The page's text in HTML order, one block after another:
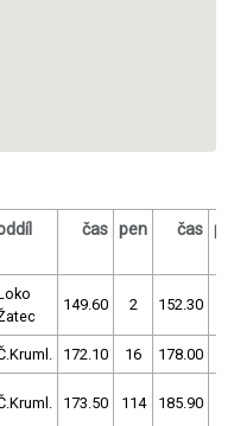
čas pen čas
149.60 2 152.30
172.10 16 178.00
173.50 114 185.90